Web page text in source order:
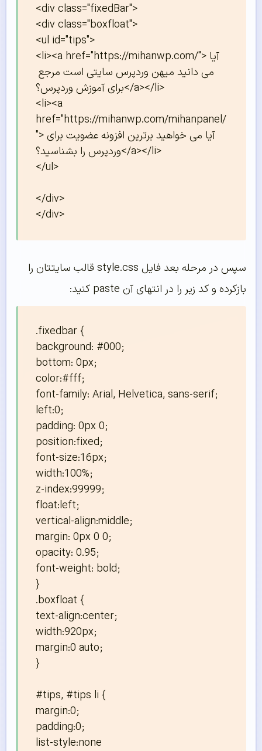
<div class="fixedBar">
<div class="boxfloat">
<ul id="tips">
<li><a href="https://mihanwp.com/">آیا
برای آموزش وردپرس؟</a></li>
<li><a
href="https://mihanwp.com/mihanpanel/
">آیا می خواهید برترین افزونه عضویت برای
وردپرس را بشناسید؟</a></li>
</ul>
</div>
</div>
سپس در مرحله بعد فایل style.css قالب سایتتان را
بازکرده و کد زیر را در انتهای آن paste کنید:
.fixedbar {
background: #000;
bottom: 0px;
color:#fff;
font-family: Arial, Helvetica, sans-serif;
left:0;
padding: 0px 0;
position:fixed;
font-size:16px;
width:100%;
z-index:99999;
float:left;
vertical-align:middle;
margin: 0px 0 0;
opacity: 0.95;
font-weight: bold;
}
.boxfloat {
text-align:center;
width:920px;
margin:0 auto;
}
#tips, #tips li {
margin:0;
padding:0;
list-style:none